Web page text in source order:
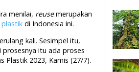
menilai, reusemerupakan
di Indonesia ini.
kali. Sesimpel itu,
prosesnya itu ada proses
Plastik 2023, Kamis (27/7).